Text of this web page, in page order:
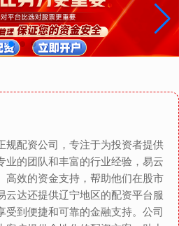
规配资公司，专注于为投资者提供
业的团队和丰富的行业经验，易云
高效的资金支持，帮助他们在股市
云达还提供辽宁地区的配资平台服
受到便捷和可靠的金融支持。公司